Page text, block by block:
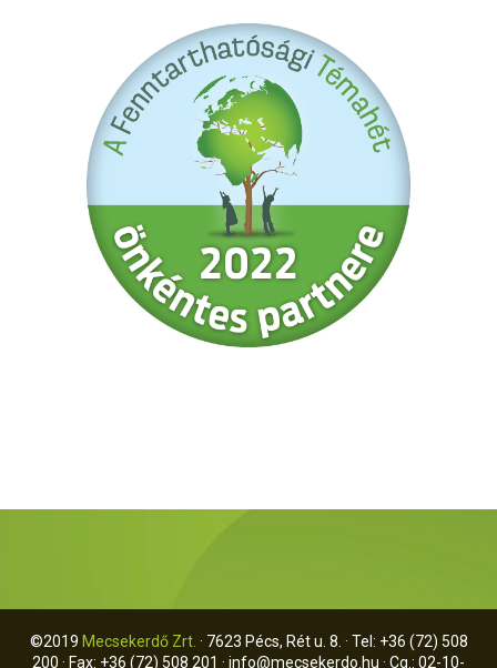
©2019 Mecsekerdő Zrt. · 7623 Pécs, Rét u. 8. · Tel: +36 (72) 508
200 · Fax: +36 (72) 508 201 · info@mecsekerdo.hu · Cg.: 02-10-